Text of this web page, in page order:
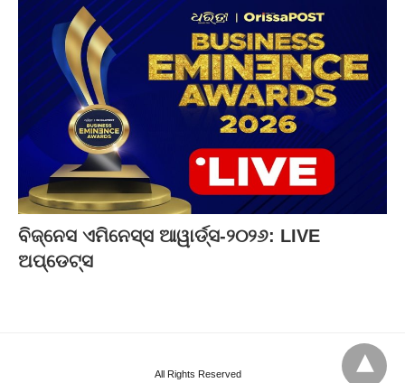
ବିଜ୍‌ନେସ ଏମିନେସ୍ସ ଆୱାର୍ଡ୍ସ-୨୦୨୬: LIVE
ଅପ୍‌ଡେଟ୍ସ
All Rights Reserved